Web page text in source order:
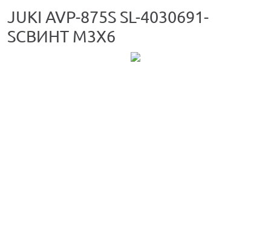
JUKI AVP-875S SL-4030691-
SCВИНТ M3X6